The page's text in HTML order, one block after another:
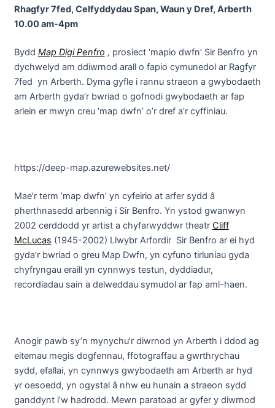
Rhagfyr 7fed, Celfyddydau Span, Waun y Dref, Arberth
10.00 am-4pm
Bydd Map Digi Penfro , prosiect ‘mapio dwfn’ Sir Benfro yn
dychwelyd am ddiwrnod arall o fapio cymunedol ar Ragfyr
7fed yn Arberth. Dyma gyfle i rannu straeon a gwybodaeth
am Arberth gyda’r bwriad o gofnodi gwybodaeth ar fap
arlein er mwyn creu ‘map dwfn’ o’r dref a’r cyffiniau.
https://deep-map.azurewebsites.net/
Mae’r term ’map dwfn’ yn cyfeirio at arfer sydd â
pherthnasedd arbennig i Sir Benfro. Yn ystod gwanwyn
2002 cerddodd yr artist a chyfarwyddwr theatr Cliff
McLucas (1945-2002) Llwybr Arfordir Sir Benfro ar ei hyd
gyda’r bwriad o greu Map Dwfn, yn cyfuno tirluniau gyda
chyfryngau eraill yn cynnwys testun, dyddiadur,
recordiadau sain a delweddau symudol ar fap aml-haen.
Anogir pawb sy’n mynychu’r diwrnod yn Arberth i ddod ag
eitemau megis dogfennau, ffotograffau a gwrthrychau
sydd, efallai, yn cynnwys gwybodaeth am Arberth ar hyd
yr oesoedd, yn ogystal â nhw eu hunain a straeon sydd
ganddynt i’w hadrodd. Mewn paratoad ar gyfer y diwrnod